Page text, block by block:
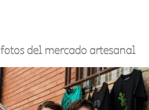
del mercado artesanal